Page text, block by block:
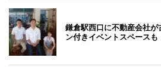
鎌倉駅西口に不動産会社
ン付きイベントスペースも